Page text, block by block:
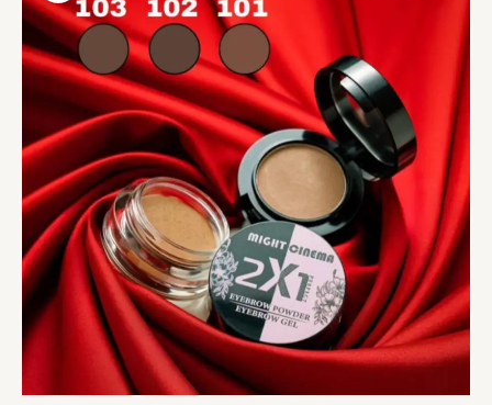
حواجب
الفراغات
جل
لتثبيت
وتحديد
الحواجب
مايت
سينما
اوريجينال
درجه
101